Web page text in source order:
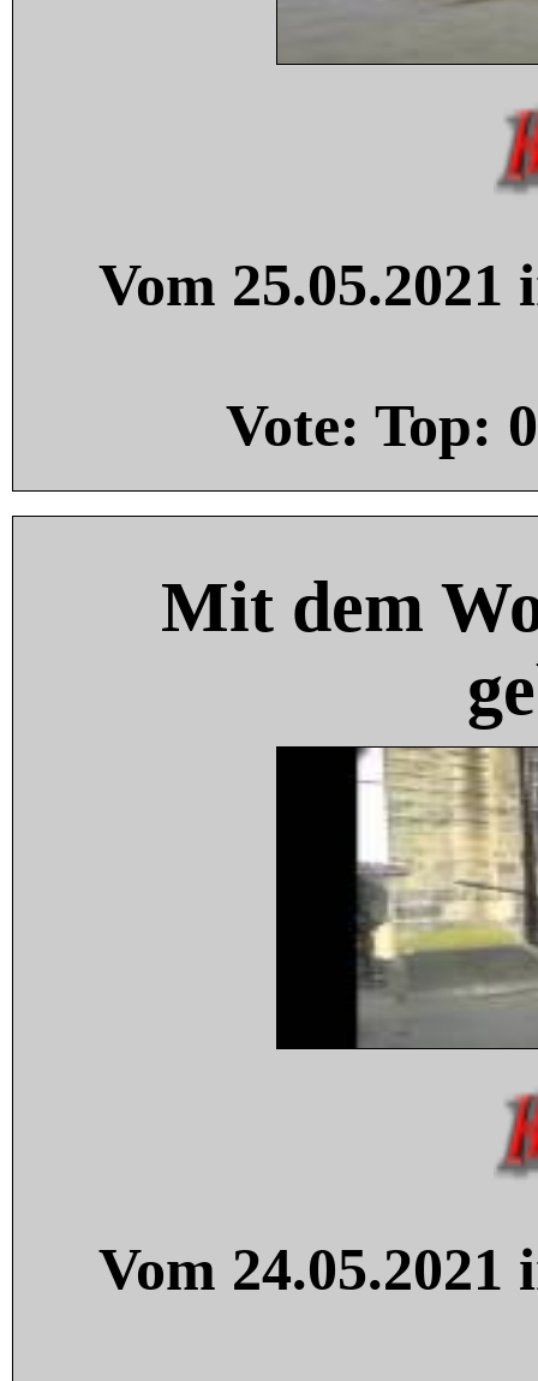
Vom
Vote: Top: 0
Mit dem
Vom